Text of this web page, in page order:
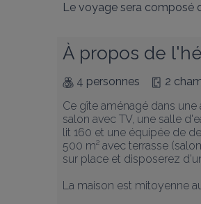
Le voyage sera composé
À propos de
4 personnes 2
Ce gîte aménagé dans
salon avec TV, une salle
lit 160 et une équipée de
500 m² avec terrasse
sur place et disposerez
La maison est mitoyenne